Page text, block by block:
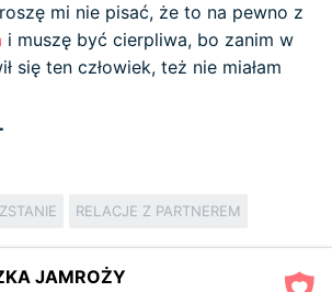
mi nie pisać, że to na pewno z
i muszę być cierpliwa, bo zanim w
się ten człowiek, też nie miałam
RELACJE Z PARTNEREM
JAMROŻY